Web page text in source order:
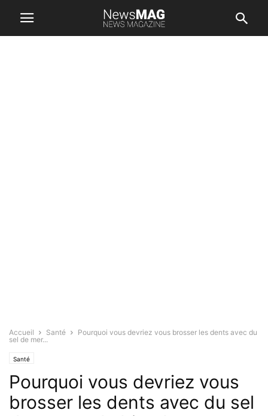
Accueil Santé
Pourquoi vous devriez vous brosser les dents avec du
sel de mer...
Santé
Pourquoi vous devriez vous
brosser les dents avec du sel